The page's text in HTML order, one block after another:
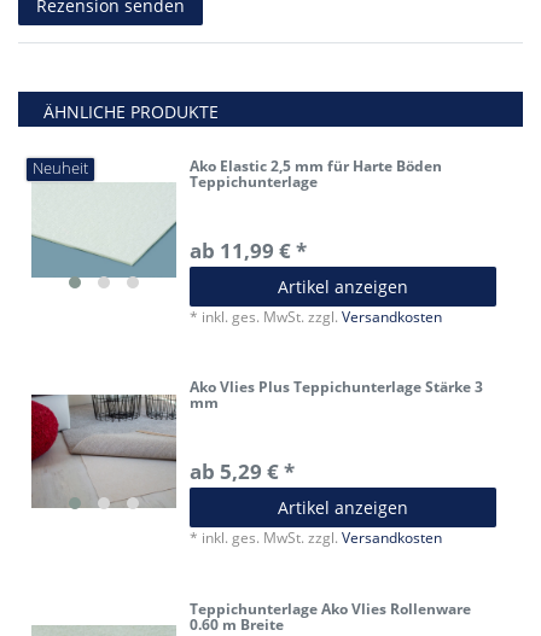
Rezension senden
ÄHNLICHE PRODUKTE
Neuheit Ako Elastic 2,5 mm für Harte Böden
Teppichunterlage
ab 11,99 € *
Artikel anzeigen
* inkl. ges. MwSt. zzgl.Versandkosten
Ako Vlies Plus Teppichunterlage Stärke 3
mm
ab 5,29 € *
Artikel anzeigen
* inkl. ges. MwSt. zzgl.Versandkosten
Teppichunterlage Ako Vlies Rollenware
0.60 m Breite